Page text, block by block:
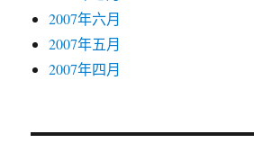
2007年六月
2007年五月
2007年四月